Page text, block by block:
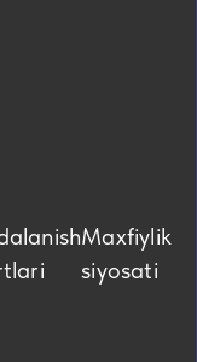
Maxfiylik
siyosati